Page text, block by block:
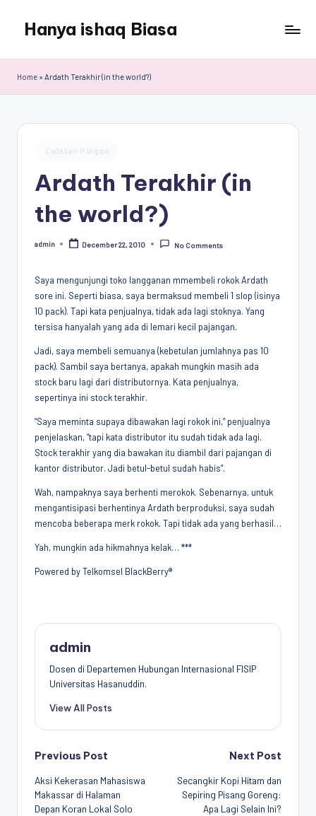
content
Hanya ishaq Biasa
Humas
Center
Peace,
and
(CPCD)
Universitas
Hasanuddin,
Penggiat
Akademik
Diplomasi
Home » Ardath Terakhir (in the world?)
Ardath Terakhir (in
the world?)
Posted
admin December 22, 2010 No Comments
Saya mengunjungi toko langganan mmembeli rokok Ardath
sore ini. Seperti biasa, saya bermaksud membeli 1 slop (isinya
10 pack). Tapi kata penjualnya, tidak ada lagi stoknya. Yang
tersisa hanyalah yang ada di lemari kecil pajangan.
Jadi, saya membeli semuanya (kebetulan jumlahnya pas 10
pack). Sambil saya bertanya, apakah mungkin masih ada
stock baru lagi dari distributornya. Kata penjualnya,
sepertinya ini stock terakhir.
“Saya meminta supaya dibawakan lagi rokok ini,” penjualnya
penjelaskan, “tapi kata distributor itu sudah tidak ada lagi.
Stock terakhir yang dia bawakan itu diambil dari pajangan di
kantor distributor. Jadi betul-betul sudah habis”.
Wah, nampaknya saya berhenti merokok. Sebenarnya, untuk
mengantisipasi berhentinya Ardath berproduksi, saya sudah
mencoba beberapa merk rokok. Tapi tidak ada yang berhasil…
Yah, mungkin ada hikmahnya kelak… ***
Powered by Telkomsel BlackBerry®
admin
Dosen di Departemen Hubungan Internasional FISIP
Universitas Hasanuddin.
View All Posts
Post
navigation
Previous Post
Aksi Kekerasan Mahasiswa
Makassar di Halaman
Depan Koran Lokal Solo
Next Post
Secangkir Kopi Hitam dan
Sepiring Pisang Goreng:
Apa Lagi Selain Ini?